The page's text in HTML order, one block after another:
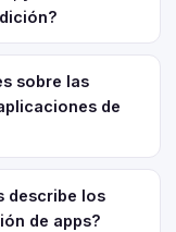
sobre las
de
describe los
de apps?